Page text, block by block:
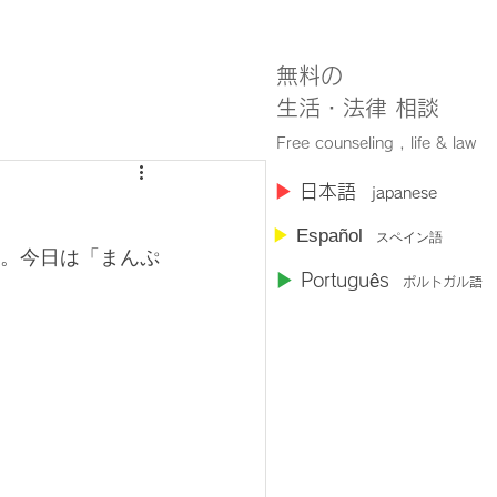
無料の
​生活・法律 相談
Free counseling , life & law
​▶︎ 日本語 japanese
▶︎ Español スペイン語
▶︎ Português ポルトガル語
今日は「まんぷ